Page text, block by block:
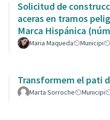
Solicitud de
aceras en tramos
Marca Hispánica
Maria Maqueda Municipi
Transformem el pati
Marta Sorroche Municipi